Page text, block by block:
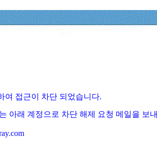
여 접근이 차단 되었습니다.
아래 계정으로 차단 해제 요청 메일을 보내